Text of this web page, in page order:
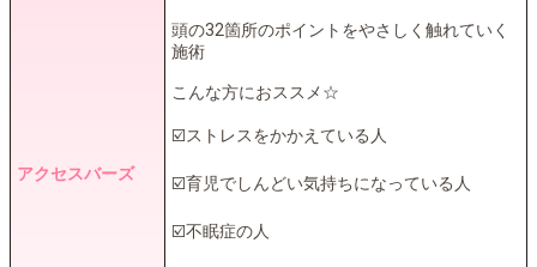
アクセスバーズ
頭の32箇所のポイントをやさしく触れていく
施術
こんな方におススメ☆
☑️ストレスをかかえている人
☑️育児でしんどい気持ちになっている人
☑️不眠症の人